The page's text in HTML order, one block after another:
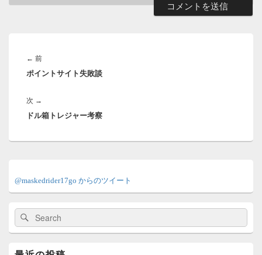
ビ
ー
シ
ョ
← 前前
の
ポイントサイト失敗談
次 →
の
ドル箱トレジャー考察
ン
サ
バ
@maskedrider17go からのツイート
検
索:
検
索